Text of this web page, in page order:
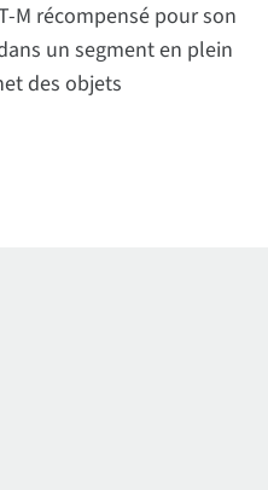
M récompensé pour son
un segment en plein
des objets